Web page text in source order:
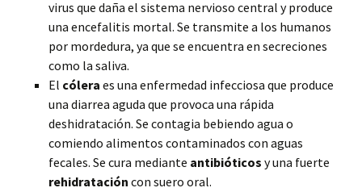
virus que daña el sistema nervioso central y produce
una encefalitis mortal. Se transmite a los humanos
por mordedura, ya que se encuentra en secreciones
como la saliva.
El cólera es una enfermedad infecciosa que produce
una diarrea aguda que provoca una rápida
deshidratación. Se contagia bebiendo agua o
comiendo alimentos contaminados con aguas
fecales. Se cura mediante antibióticos y una fuerte
rehidratación con suero oral.